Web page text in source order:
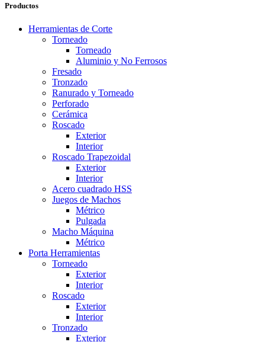
Productos
Herramientas de Corte
Torneado
Torneado
Aluminio y No Ferrosos
Fresado
Tronzado
Ranurado y Torneado
Perforado
Cerámica
Roscado
Exterior
Interior
Roscado Trapezoidal
Exterior
Interior
Acero cuadrado HSS
Juegos de Machos
Métrico
Pulgada
Macho Máquina
Métrico
Porta Herramientas
Torneado
Exterior
Interior
Roscado
Exterior
Interior
Tronzado
Exterior